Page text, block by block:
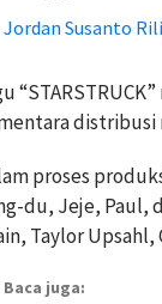
Jordan Susanto
distribusi
proses
du, Jeje, Paul,
Taylor Upsahl,
Baca juga: